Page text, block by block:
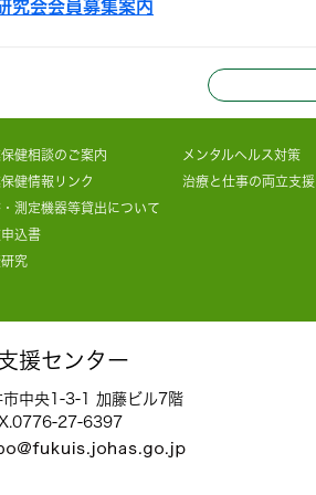
究会会員募集案内
健相談のご案内
健情報リンク
測定機器等貸出について
込書
究
メンタルヘルス対策
治療と仕事の両立支援
援センター
中央1-3-1 加藤ビル7階
27-6397